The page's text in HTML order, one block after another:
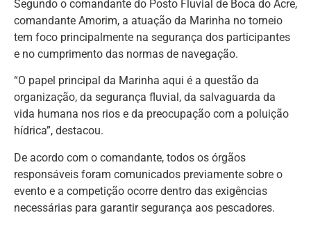
Segundo o comandante do Posto Fluvial de Boca do Acre,
comandante Amorim, a atuação da Marinha no torneio
tem foco principalmente na segurança dos participantes
e no cumprimento das normas de navegação.
“O papel principal da Marinha aqui é a questão da
organização, da segurança fluvial, da salvaguarda da
vida humana nos rios e da preocupação com a poluição
hídrica”, destacou.
De acordo com o comandante, todos os órgãos
responsáveis foram comunicados previamente sobre o
evento e a competição ocorre dentro das exigências
necessárias para garantir segurança aos pescadores.